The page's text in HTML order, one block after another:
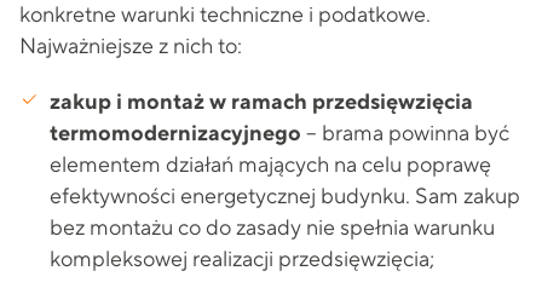
konkretne warunki techniczne i podatkowe.
Najważniejsze z nich to:
zakup i montaż w ramach przedsięwzięcia
termomodernizacyjnego – brama powinna być
elementem działań mających na celu poprawę
efektywności energetycznej budynku. Sam zakup
bez montażu co do zasady nie spełnia warunku
kompleksowej realizacji przedsięwzięcia;